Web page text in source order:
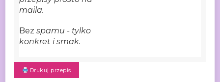
maila.
Bez spamu - tylko
konkret i smak.
Drukuj przepis